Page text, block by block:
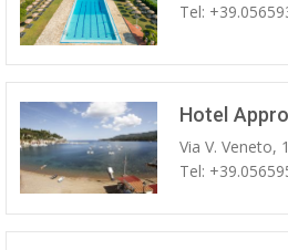
Tel:
Hotel
Via V. Veneto,
Tel: